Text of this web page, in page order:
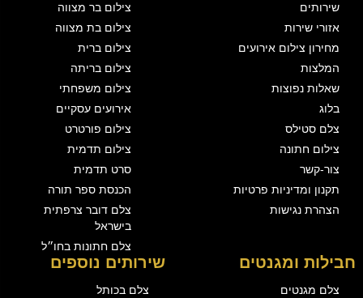
שירותים
אזורי שירות
מחירון צילום אירועים
המלצות
שאלות נפוצות
בלוג
צלם סטילס
צילום חתונה
צור-קשר
תקנון ומדיניות פרטיות
הצהרת נגישות
צילום בר מצווה
צילום בת מצווה
צילום ברית
צילום בריתה
צילום משפחתי
אירועים עסקיים
צילום פורטרט
צילום תדמית
סרט תדמית
הכנסת ספר תורה
צלם דובר צרפתית
בישראל
צלם חתונות בחו״ל
חבילות ומגנטים
צלם מגנטים
שירותים נוספים
צלם בכותל